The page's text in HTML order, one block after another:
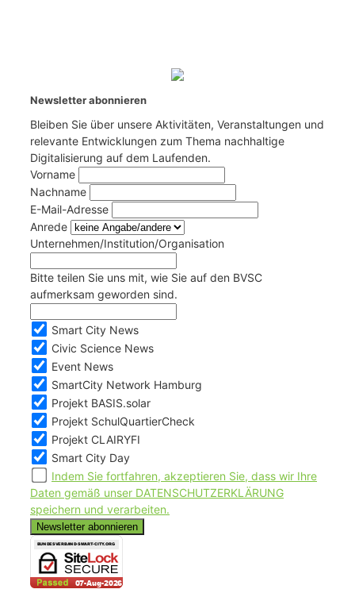
Newsletter abonnieren
Bleiben Sie über unsere Aktivitäten, Veranstaltungen und
relevante Entwicklungen zum Thema nachhaltige
Digitalisierung auf dem Laufenden.
Vorname
Nachname
E-Mail-Adresse
Anrede
Unternehmen/Institution/Organisation
Bitte teilen Sie uns mit, wie Sie auf den BVSC
aufmerksam geworden sind.
Smart City News
Civic Science News
Event News
SmartCity Network Hamburg
Projekt BASIS.solar
Projekt SchulQuartierCheck
Projekt CLAIRYFI
Smart City Day
Indem Sie fortfahren, akzeptieren Sie, dass wir Ihre
Daten gemäß unser DATENSCHUTZERKLÄRUNG
speichern und verarbeiten.